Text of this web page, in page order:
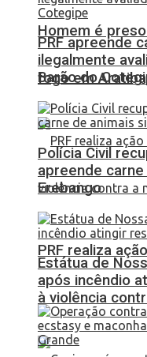
Homem é
fogo em Aratiba
PRF realiza
à violência
PRF apreende
ilegalmente
Barão do
Polícia Civil
apreende
Erebango
Estátua de
após incêndio